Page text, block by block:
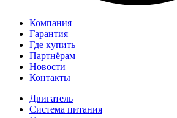
Компания
Гарантия
Где купить
Партнёрам
Новости
Контакты
Двигатель
Система питания